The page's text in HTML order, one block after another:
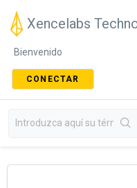
Xencelabs
Bienvenido
CONECTAR